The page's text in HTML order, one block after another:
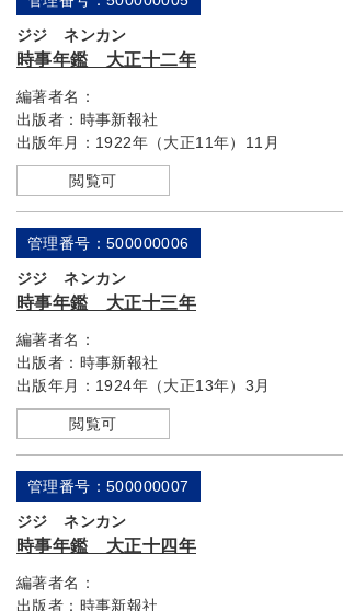
ジジ ネンカン
時事年鑑 大正十二年
編著者名：
出版者： 時事新報社
出版年月： 1922年（大正11年）11月
閲覧可
管理番号：500000006
ジジ ネンカン
時事年鑑 大正十三年
編著者名：
出版者： 時事新報社
出版年月： 1924年（大正13年）3月
閲覧可
管理番号：500000007
ジジ ネンカン
時事年鑑 大正十四年
編著者名：
出版者： 時事新報社